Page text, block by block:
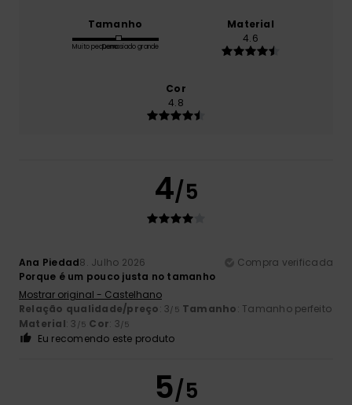
Tamanho
Muito pequenoDemasiado grande
Material
4.6
Cor
4.8
4/5
Ana Piedad8. Julho 2026
Compra verificada
Porque é um pouco justa no tamanho
Mostrar original - Castelhano
Relação qualidade/preço: 3/5 Tamanho: Tamanho perfeito
Material: 3 /5 Cor: 3/5
Eu recomendo este produto
5/5